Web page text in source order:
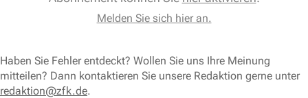
Melden Sie sich hier an.
Haben Sie Fehler entdeckt? Wollen Sie uns Ihre Meinung
mitteilen? Dann kontaktieren Sie unsere Redaktion gerne unter
redaktion@zfk.de.